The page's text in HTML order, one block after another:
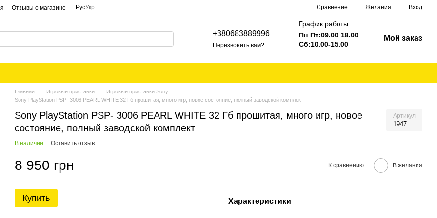
Отзывы о магазине РусУкр Сравнение Желания Вход
+380683889996
Перезвонить вам?
График работы:
Пн-Пт:09.00-18.00
Сб:10.00-15.00
Мой заказ
Главная Игровые приставки
Игровые приставки Sony
Sony PlayStation PSP- 3006 PEARL WHITE 32 Гб прошитая, много игр, новое состояние, полный заводской комплект
Sony PlayStation PSP- 3006 PEARL WHITE 32 Гб прошитая, много игр, новое
состояние, полный заводской комплект
Артикул
1947
В наличии Оставить отзыв
8 950 грн К сравнению В желания
Купить Характеристики